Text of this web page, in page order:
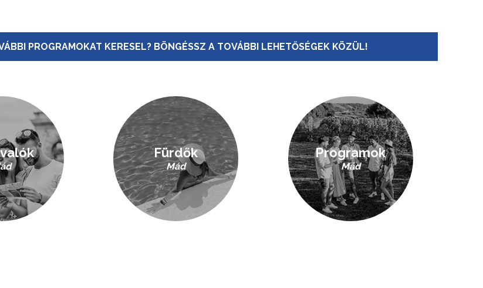
PROGRAMOKAT KERESEL? BÖNGÉSSZ A TOVÁBBI LEHETŐSÉGEK KÖZÜL!
Fürdők
Mád
Programok
Mád